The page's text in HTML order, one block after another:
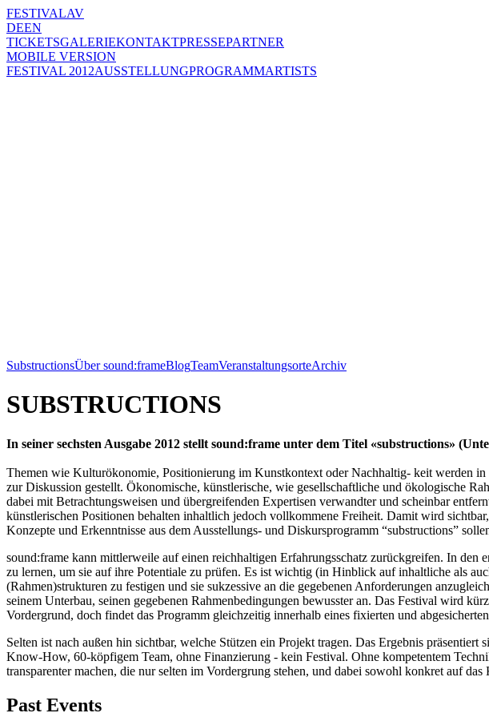
FESTIVALAV
DEEN
TICKETSGALERIEKONTAKTPRESSEPARTNER
MOBILE VERSION
FESTIVAL 2012AUSSTELLUNGPROGRAMMARTISTS
SubstructionsÜber sound:frameBlogTeamVeranstaltungsorteArchiv
SUBSTRUCTIONS
In seiner sechsten Ausgabe 2012 stellt sound:frame unter dem Titel «substructions»
Themen wie Kulturökonomie, Positionierung im Kunstkontext oder Nachhaltig- keit werden
zur Diskussion gestellt. Ökonomische, künstlerische, wie gesellschaftliche und ökologische
dabei mit Betrachtungsweisen und übergreifenden Expertisen verwandter und scheinbar
künstlerischen Positionen behalten inhaltlich jedoch vollkommene Freiheit. Damit wird
Konzepte und Erkenntnisse aus dem Ausstellungs- und Diskursprogramm “substructions”
sound:frame kann mittlerweile auf einen reichhaltigen Erfahrungsschatz zurückgreifen. In den
zu lernen, um sie auf ihre Potentiale zu prüfen. Es ist wichtig (in Hinblick auf inhaltliche als
(Rahmen)strukturen zu festigen und sie sukzessive an die gegebenen Anforderungen
seinem Unterbau, seinen gegebenen Rahmenbedingungen bewusster an. Das Festival wird
Vordergrund, doch findet das Programm gleichzeitig innerhalb eines fixierten und
Selten ist nach außen hin sichtbar, welche Stützen ein Projekt tragen. Das Ergebnis
Know-How, 60-köpfigem Team, ohne Finanzierung - kein Festival. Ohne kompetentem
transparenter machen, die nur selten im Vordergrung stehen, und dabei sowohl konkret auf
Past Events